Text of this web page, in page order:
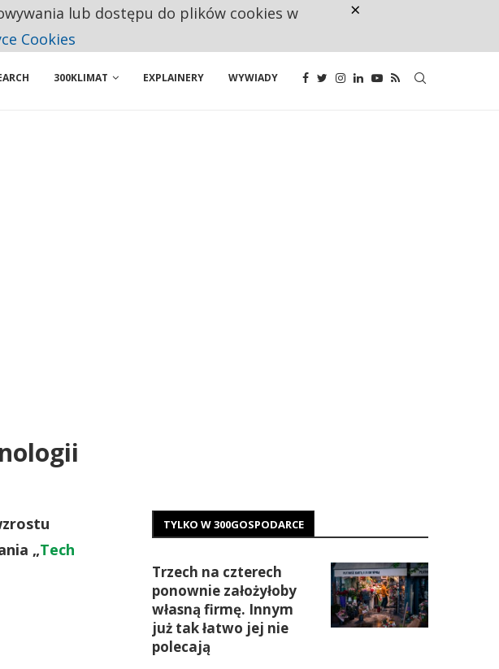
300KLIMAT EXPLAINERY WYWIADY
„Tech
TYLKO W 300GOSPODARCE
Trzech na czterech
ponownie założyłoby
własną firmę. Innym
już tak łatwo jej nie
polecają
lub dostępu do plików cookies w
Cookies
×